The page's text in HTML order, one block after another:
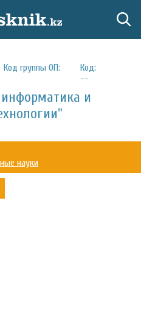
Код группы ОП:
Код:
--
и
науки